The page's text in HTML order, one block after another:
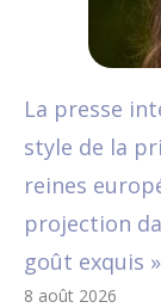
La presse
style de la
reines
projection
goût exquis »
8 août 2026